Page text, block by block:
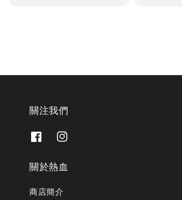
關注我們
關於熱血
商店簡介